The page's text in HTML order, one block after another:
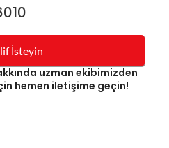
İsteyin
uzman ekibimizden
hemen iletişime geçin!